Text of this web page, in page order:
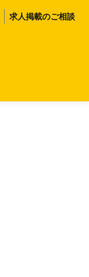
求人掲載のご相談